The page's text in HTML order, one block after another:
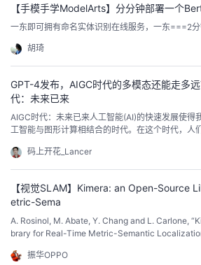
藏
【手模手学ModelArts】分分钟部署一个
一东即可拥有命名实体识别在线服务，一东===2分
胡琦
GPT-4发布，AIGC时代的多模态还能走多
代：未来已来
AIGC时代：未来已来人工智能(AI)的快速发展使得
工智能与图形计算相结合的时代。在这个时代，人
技术对多媒体文件进行分析，从而实现智能的分类
G和物联网技术的不断发展，多模态信息的处理和
码上开花_Lancer
【视觉SLAM】Kimera: an Open-Source
etric-Sema
A. Rosinol, M. Abate, Y. Chang and L. Carlone,
brary for Real-Time Metric-Semantic
振华OPPO